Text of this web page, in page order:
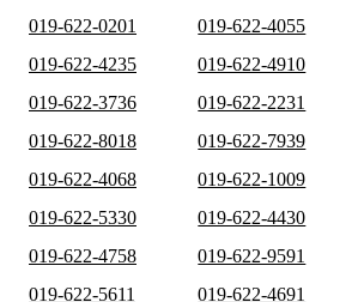
019-622-0201
019-622-4055
019-622-4235
019-622-4910
019-622-3736
019-622-2231
019-622-8018
019-622-7939
019-622-4068
019-622-1009
019-622-5330
019-622-4430
019-622-4758
019-622-9591
019-622-5611
019-622-4691